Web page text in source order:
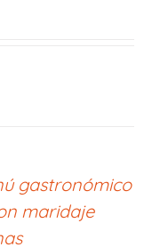
gastronómico
maridaje